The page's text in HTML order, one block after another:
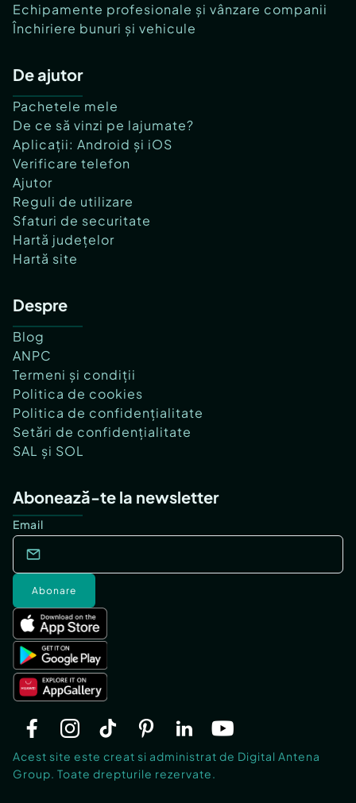
Echipamente profesionale și vânzare companii
Închiriere bunuri și vehicule
De ajutor
Pachetele mele
De ce să vinzi pe lajumate?
Aplicații: Android și iOS
Verificare telefon
Ajutor
Reguli de utilizare
Sfaturi de securitate
Hartă județelor
Hartă site
Despre
Blog
ANPC
Termeni și condiții
Politica de cookies
Politica de confidențialitate
Setări de confidențialitate
SAL și SOL
Abonează-te la newsletter
Email
Abonare
Acest site este creat si administrat de Digital Antena
Group. Toate drepturile rezervate.